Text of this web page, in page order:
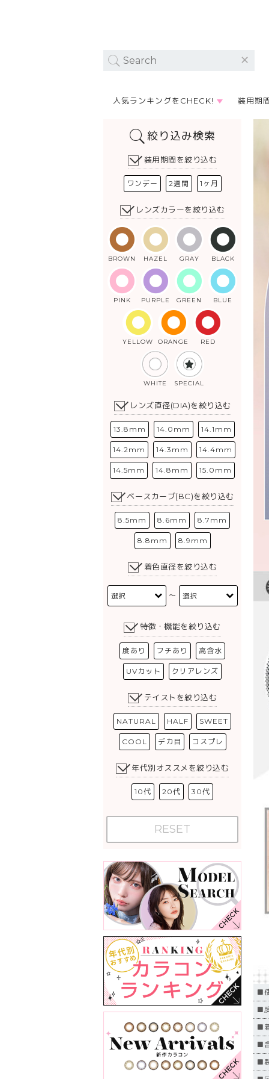
人気ランキングをCHECK! 装用期
絞り込み検索
装用期間を絞り込む
ワンデー 2週間 1ヶ月
レンズカラーを絞り込む
BROWN HAZEL GRAY BLACK
PINK PURPLE GREEN BLUE
YELLOW ORANGE RED
WHITE SPECIAL
レンズ直径(DIA)を絞り込む
13.8mm 14.0mm 14.1mm
14.2mm 14.3mm 14.4mm
14.5mm 14.8mm 15.0mm
ベースカーブ(BC)を絞り込む
8.5mm 8.6mm 8.7mm
8.8mm 8.9mm
着色直径を絞り込む
〜
特徴・機能を絞り込む
度あり フチあり 高含水
UVカット クリアレンズ
テイストを絞り込む
NATURAL HALF SWEET
COOL デカ目 コスプレ
年代別オススメを絞り込む
10代 20代 30代
RESET
■
■
■
■
■